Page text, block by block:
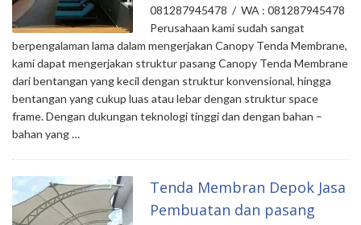
081287945478 / WA : 081287945478
Perusahaan kami sudah sangat
berpengalaman lama dalam mengerjakan Canopy Tenda Membrane,
kami dapat mengerjakan struktur pasang Canopy Tenda Membrane
dari bentangan yang kecil dengan struktur konvensional, hingga
bentangan yang cukup luas atau lebar dengan struktur space
frame. Dengan dukungan teknologi tinggi dan dengan bahan –
bahan yang …
Tenda Membran Depok Jasa
Pembuatan dan pasang